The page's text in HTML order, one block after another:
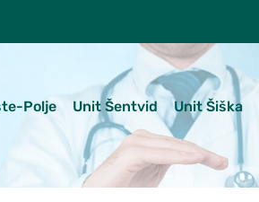
Polje Unit Šentvid Unit Šiška